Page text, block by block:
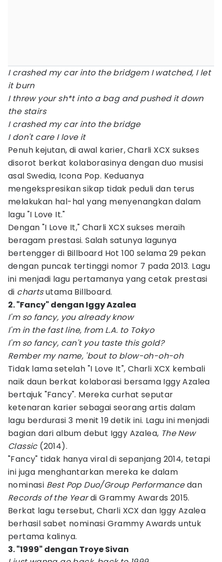
I crashed my car into the bridgem I watched, I let
it burn
I threw your sh*t into a bag and pushed it down
the stairs
I crashed my car into the bridge
I don't care I love it
Penuh kejutan, di awal karier, Charli XCX sukses
disorot berkat kolaborasinya dengan duo musisi
asal Swedia, Icona Pop. Keduanya
mengekspresikan sikap tidak peduli dan terus
melakukan hal-hal yang menyenangkan dalam
lagu "I Love It."
Dengan "I Love It," Charli XCX sukses meraih
beragam prestasi. Salah satunya lagunya
bertengger di Billboard Hot 100 selama 29 pekan
dengan puncak tertinggi nomor 7 pada 2013. Lagu
ini menjadi lagu pertamanya yang cetak prestasi
di chartsutama Billboard.
2. "Fancy" dengan Iggy Azalea
I'm so fancy, you already know
I'm in the fast line, from L.A. to Tokyo
I'm so fancy, can't you taste this gold?
Rember my name, 'bout to blow-oh-oh-oh
Tidak lama setelah "I Love It", Charli XCX kembali
naik daun berkat kolaborasi bersama Iggy Azalea
bertajuk "Fancy". Mereka curhat seputar
ketenaran karier sebagai seorang artis dalam
lagu berdurasi 3 menit 19 detik ini. Lagu ini menjadi
bagian dari album debut Iggy Azalea, The New
Classic (2014).
"Fancy" tidak hanya viral di sepanjang 2014, tetapi
ini juga menghantarkan mereka ke dalam
nominasi Best Pop Duo/Group Performancedan
Records of the Yeardi Grammy Awards 2015.
Berkat lagu tersebut, Charli XCX dan Iggy Azalea
berhasil sabet nominasi Grammy Awards untuk
pertama kalinya.
3. "1999" dengan Troye Sivan